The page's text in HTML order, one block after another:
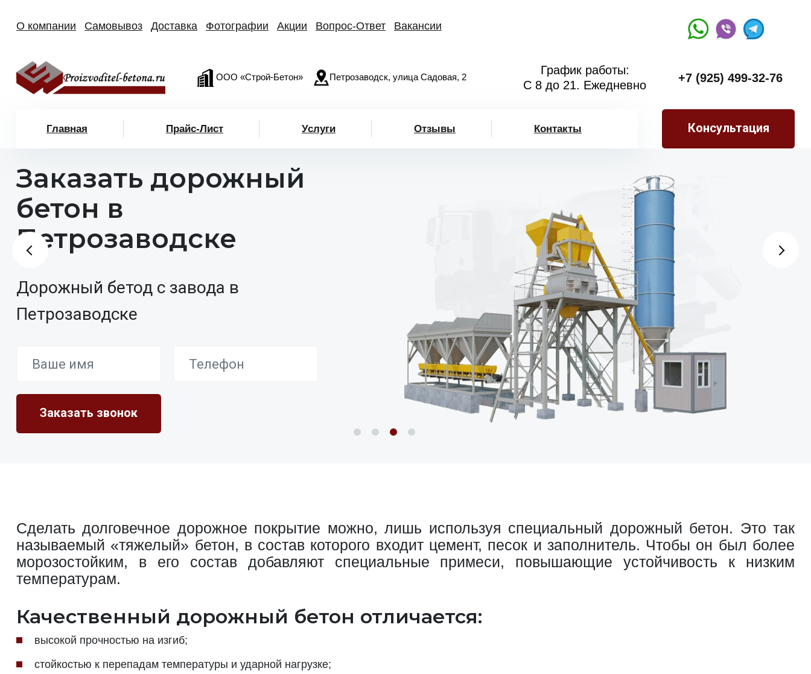
О компании Самовывоз Доставка Фотографии Акции Вопрос-Ответ Вакансии
ООО «Строй-Бетон» Петрозаводск, улица Садовая, 2
График работы:
С 8 до 21. Ежедневно
+7 (925) 499-32-76
Главная Прайс-Лист Услуги Отзывы Контакты Консультация
Заказать дорожный
бетон в
Петрозаводске
Дорожный бетод с завода в
Петрозаводске
Сделать долговечное дорожное покрытие можно, лишь используя специальный дорожный бетон. Это так
называемый «тяжелый» бетон, в состав которого входит цемент, песок и заполнитель. Чтобы он был более
морозостойким, в его состав добавляют специальные примеси, повышающие устойчивость к низким
температурам.
Качественный дорожный бетон отличается:
высокой прочностью на изгиб;
стойкостью к перепадам температуры и ударной нагрузке;